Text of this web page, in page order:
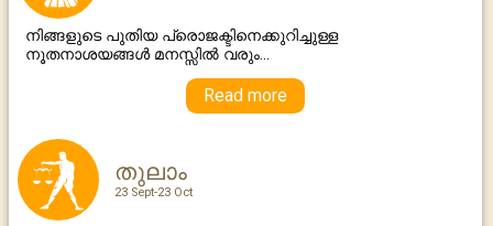
നിങ്ങളുടെ പുതിയ പ്രൊജക്ടിനെക്കുറിച്ചുള്ള
നൂതനാശയങ്ങള്‍ മനസ്സില്‍ വരും...
Read more
തുലാം
23 Sept-23 Oct